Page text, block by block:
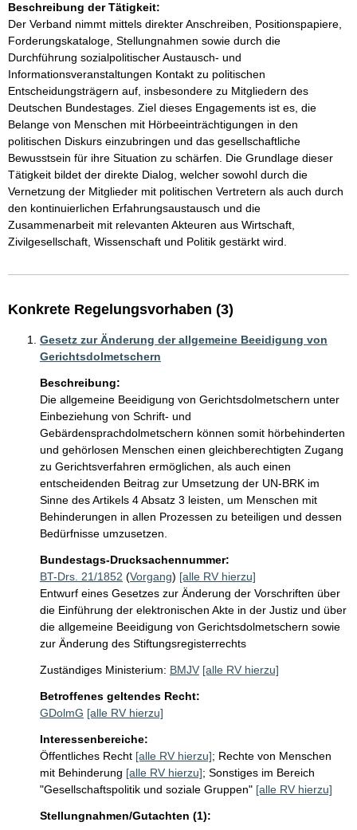
Beschreibung der Tätigkeit:
Der Verband nimmt mittels direkter Anschreiben, Positionspapiere,
Forderungskataloge, Stellungnahmen sowie durch die
Durchführung sozialpolitischer Austausch- und
Informationsveranstaltungen Kontakt zu politischen
Entscheidungsträgern auf, insbesondere zu Mitgliedern des
Deutschen Bundestages. Ziel dieses Engagements ist es, die
Belange von Menschen mit Hörbeeinträchtigungen in den
politischen Diskurs einzubringen und das gesellschaftliche
Bewusstsein für ihre Situation zu schärfen. Die Grundlage dieser
Tätigkeit bildet der direkte Dialog, welcher sowohl durch die
Vernetzung der Mitglieder mit politischen Vertretern als auch durch
den kontinuierlichen Erfahrungsaustausch und die
Zusammenarbeit mit relevanten Akteuren aus Wirtschaft,
Zivilgesellschaft, Wissenschaft und Politik gestärkt wird.
Konkrete Regelungsvorhaben (3)
Gesetz zur Änderung der allgemeine Beeidigung von
Gerichtsdolmetschern
Beschreibung:
Die allgemeine Beeidigung von Gerichtsdolmetschern unter
Einbeziehung von Schrift- und
Gebärdensprachdolmetschern können somit hörbehinderten
und gehörlosen Menschen einen gleichberechtigten Zugang
zu Gerichtsverfahren ermöglichen, als auch einen
entscheidenden Beitrag zur Umsetzung der UN-BRK im
Sinne des Artikels 4 Absatz 3 leisten, um Menschen mit
Behinderungen in allen Prozessen zu beteiligen und dessen
Bedürfnisse umzusetzen.
Bundestags-Drucksachennummer:
BT-Drs. 21/1852 (Vorgang) [alle RV hierzu]
Entwurf eines Gesetzes zur Änderung der Vorschriften über
die Einführung der elektronischen Akte in der Justiz und über
die allgemeine Beeidigung von Gerichtsdolmetschern sowie
zur Änderung des Stiftungsregisterrechts
Zuständiges Ministerium: BMJV [alle RV hierzu]
Betroffenes geltendes Recht:
GDolmG [alle RV hierzu]
Interessenbereiche:
Öffentliches Recht [alle RV hierzu]; Rechte von Menschen
mit Behinderung [alle RV hierzu]; Sonstiges im Bereich
"Gesellschaftspolitik und soziale Gruppen" [alle RV hierzu]
Stellungnahmen/Gutachten (1):